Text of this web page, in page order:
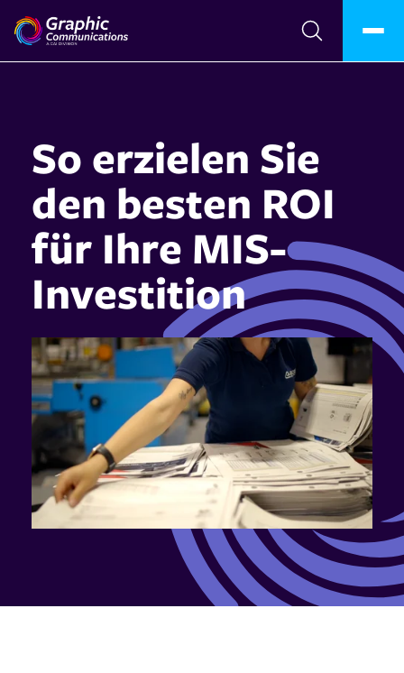
So erzielen Sie
den besten ROI
für Ihre MIS-
Investition